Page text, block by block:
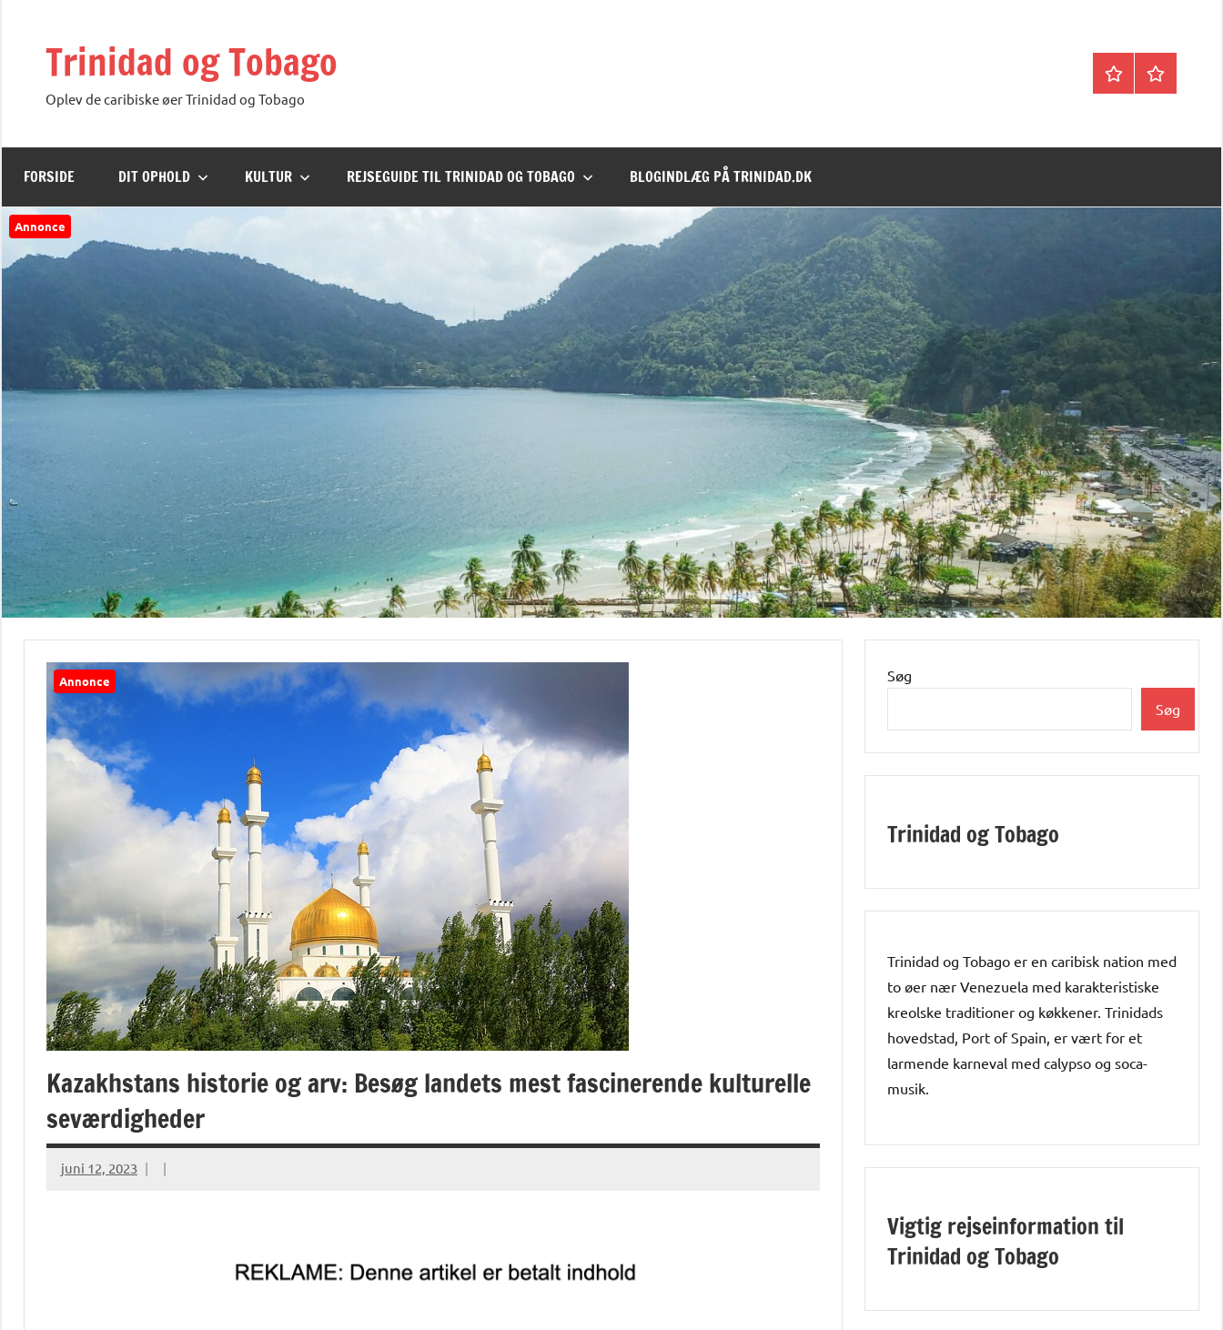
Trinidad og Tobago
Oplev de caribiske øer Trinidad og Tobago
Trinidad
FORSIDE DIT OPHOLD KULTUR REJSEGUIDE TIL TRINIDAD OG TOBAGO BLOGINDLÆG PÅ TRINIDAD.DK
Annonce
Annonce
Kazakhstans historie og arv: Besøg landets mest fascinerende kulturelle
seværdigheder
juni 12, 2023
Søg
Søg
Trinidad og Tobago
Trinidad og Tobago er en caribisk nation med
to øer nær Venezuela med karakteristiske
kreolske traditioner og køkkener. Trinidads
hovedstad, Port of Spain, er vært for et
larmende karneval med calypso og soca-
musik.
Vigtig rejseinformation til
Trinidad og Tobago